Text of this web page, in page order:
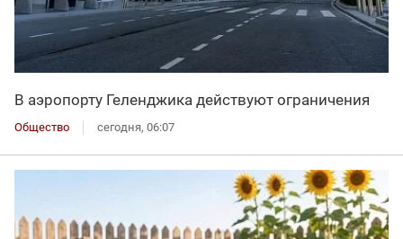
В аэропорту Геленджика действуют ограничения
Общество сегодня, 06:07